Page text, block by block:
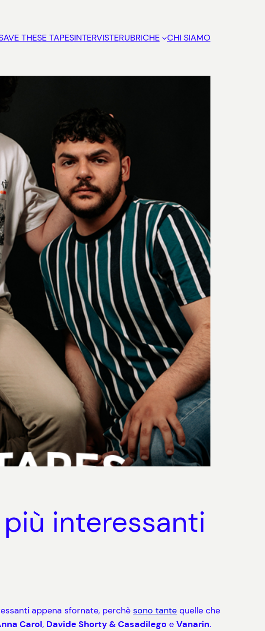
THESE TAPESINTERVISTERUBRICHE CHI SIAMO
più interessanti
appena sfornate, perchè sono tante quelle che
Carol, Davide Shorty & Casadilego e Vanarin.